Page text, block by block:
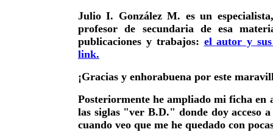
Julio I. González M. es un
profesor de secundaria de esa
publicaciones y trabajos: el autor y
link.
¡Gracias y enhorabuena por este
Posteriormente he ampliado mi ficha en
las siglas "ver B.D." donde doy acceso a
cuando veo que me he quedado con